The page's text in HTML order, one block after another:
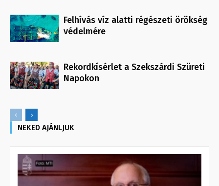
Felhívás víz alatti régészeti örökség
védelmére
Rekordkísérlet a Szekszárdi Szüreti
Napokon
NEKED AJÁNLJUK